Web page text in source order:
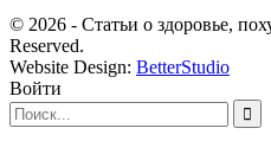
© 2026 - Статьи о здоровье,
Reserved.
Website Design: BetterStudio
Войти